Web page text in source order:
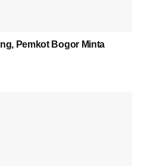
Pemkot Bogor Minta